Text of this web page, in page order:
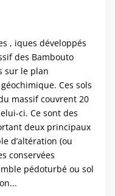
, iques développés
des Bambouto
sur le plan
Ces sols
massif couvrent 20
ci. Ce sont des
deux principaux
d’altération (ou
conservées
pédoturbé ou sol